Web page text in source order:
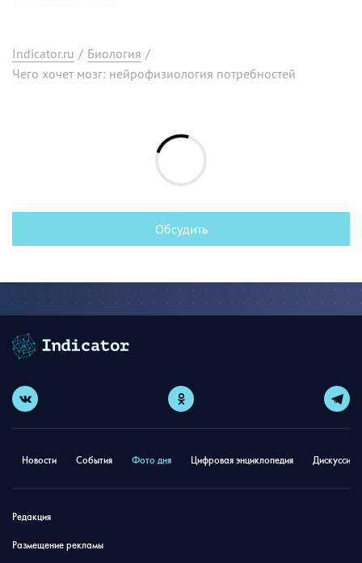
Indicator.ru / Биология /
Чего хочет мозг: нейрофизиология потребностей
Обсудить
Новости События Фото дня Цифровая энциклопедия
Редакция
Размещение рекламы